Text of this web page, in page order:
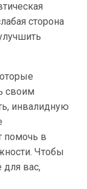
сторона
своим
инвалидную
помочь в
Чтобы
для вас,